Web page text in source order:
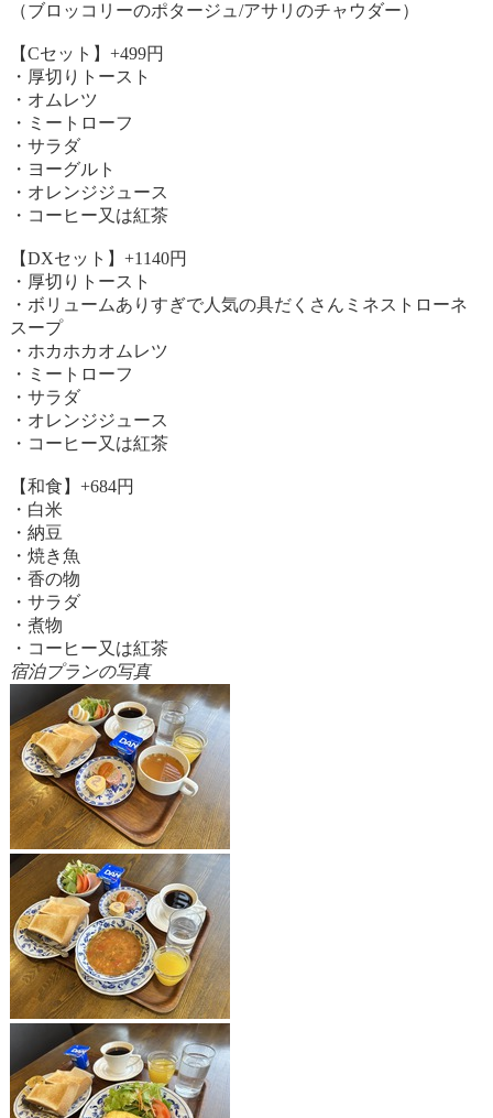
（ブロッコリーのポタージュ/アサリのチャウダー）
【Cセット】+499円
・厚切りトースト
・オムレツ
・ミートローフ
・サラダ
・ヨーグルト
・オレンジジュース
・コーヒー又は紅茶
【DXセット】+1140円
・厚切りトースト
・ボリュームありすぎで人気の具だくさんミネストローネ
スープ
・ホカホカオムレツ
・ミートローフ
・サラダ
・オレンジジュース
・コーヒー又は紅茶
【和食】+684円
・白米
・納豆
・焼き魚
・香の物
・サラダ
・煮物
・コーヒー又は紅茶
宿泊プランの写真